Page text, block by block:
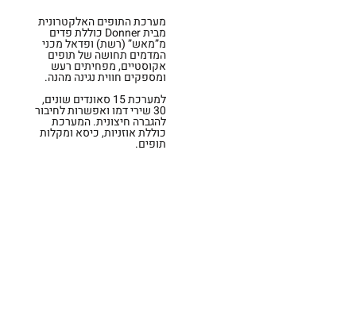
מערכת התופים האלקטרונית
מבית Donner כוללת פדים
מ”מאש” (רשת) ופדאל מכני
המדמים תחושה של תופים
אקוסטיים, מפחיתים רעש
ומספקים חווית נגינה מהנה.
למערכת 15 סאונדים שונים,
30 שירי דמו ואפשרות לחיבור
להגברה חיצונית. המערכת
כוללת אוזניות, כיסא ומקלות
תופים.